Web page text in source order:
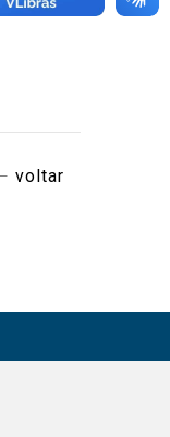
voltar